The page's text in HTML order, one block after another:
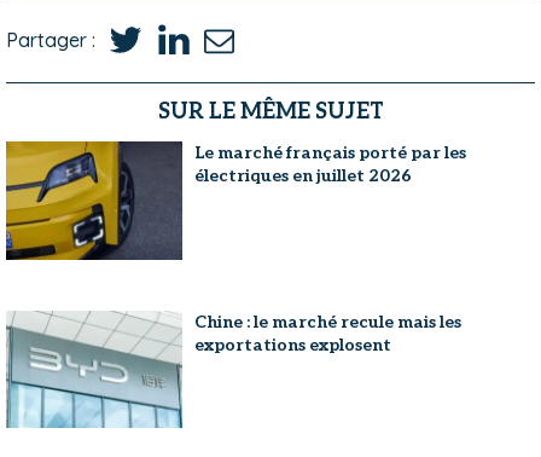
Partager :
SUR LE MÊME SUJET
Le marché français porté par les
électriques en juillet 2026
Chine : le marché recule mais les
exportations explosent